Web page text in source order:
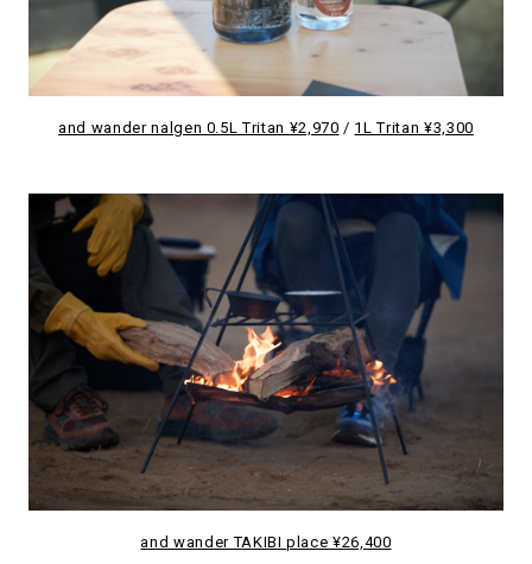
and wander nalgen 0.5L Tritan ¥2,970 / 1L Tritan ¥3,300
and wander TAKIBI place ¥26,400